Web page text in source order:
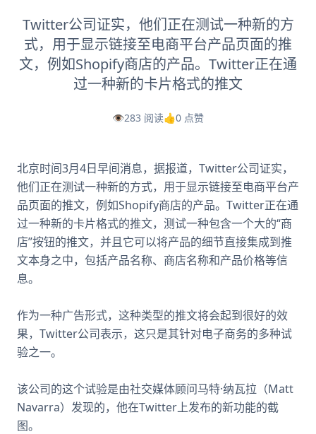
Twitter公司证实，他们正在测试一种新的方
式，用于显示链接至电商平台产品页面的推
文，例如Shopify商店的产品。Twitter正在通
过一种新的卡片格式的推文
👁️283 阅读👍0 点赞
北京时间3月4日早间消息，据报道，Twitter公司证实，
他们正在测试一种新的方式，用于显示链接至电商平台产
品页面的推文，例如Shopify商店的产品。Twitter正在通
过一种新的卡片格式的推文，测试一种包含一个大的“商
店”按钮的推文，并且它可以将产品的细节直接集成到推
文本身之中，包括产品名称、商店名称和产品价格等信
息。
作为一种广告形式，这种类型的推文将会起到很好的效
果，Twitter公司表示，这只是其针对电子商务的多种试
验之一。
该公司的这个试验是由社交媒体顾问马特·纳瓦拉（Matt
Navarra）发现的，他在Twitter上发布的新功能的截
图。